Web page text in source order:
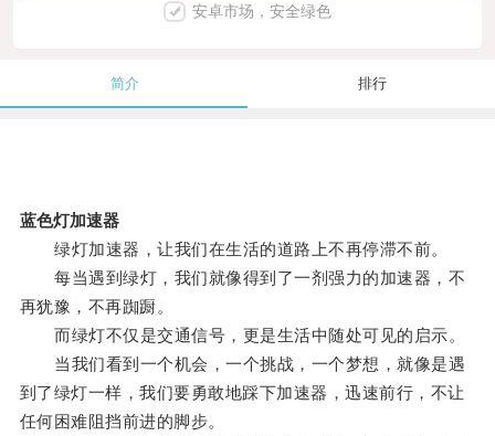
安卓市场，安全绿色
简介 排行
蓝色灯加速器
绿灯加速器，让我们在生活的道路上不再停滞不前。
每当遇到绿灯，我们就像得到了一剂强力的加速器，不
再犹豫，不再踟蹰。
而绿灯不仅是交通信号，更是生活中随处可见的启示。
当我们看到一个机会，一个挑战，一个梦想，就像是遇
到了绿灯一样，我们要勇敢地踩下加速器，迅速前行，不让
任何困难阻挡前进的脚步。